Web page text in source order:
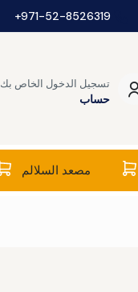
تسجيل الدخول الخاص بك
حساب
مصعد السلالم